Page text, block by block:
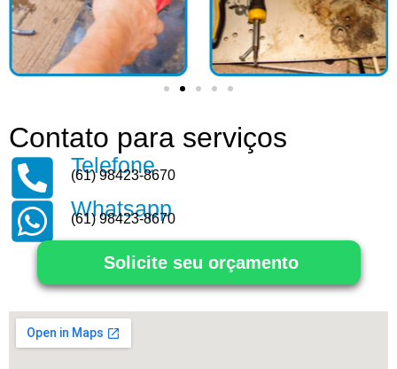
Contato para serviços
Telefone
(61) 98423-8670
Whatsapp
(61) 98423-8670
Solicite seu orçamento